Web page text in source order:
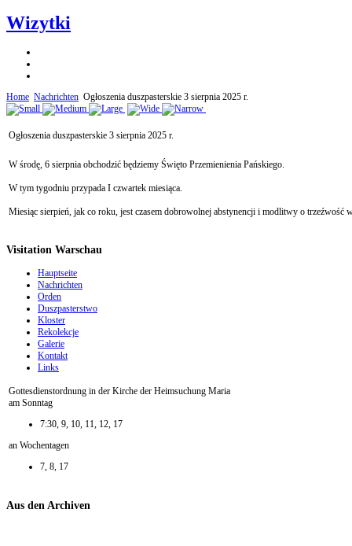
Wizytki
Home Nachrichten Ogłoszenia duszpasterskie 3 sierpnia 2025 r.
Ogłoszenia duszpasterskie 3 sierpnia 2025 r.
W środę, 6 sierpnia obchodzić będziemy Święto Przemienienia Pańskiego.
W tym tygodniu przypada I czwartek miesiąca.
Miesiąc sierpień, jak co roku, jest czasem dobrowolnej abstynencji i modlitwy o trzeźwość
Visitation Warschau
Hauptseite
Nachrichten
Orden
Duszpasterstwo
Kloster
Rekolekcje
Galerie
Kontakt
Links
Gottesdienstordnung in der Kirche der Heimsuchung Maria
am Sonntag
7:30, 9, 10, 11, 12, 17
an Wochentagen
7, 8, 17
Aus den Archiven